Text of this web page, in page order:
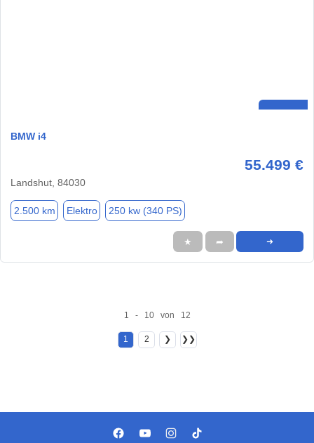
BMW i4
55.499 €
Landshut, 84030
2.500 km Elektro 250 kw (340 PS)
★ ➦ ➜
1 - 10 von 12
1 2 ❯ ❯❯